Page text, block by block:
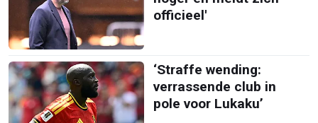
officieel'
‘Straffe wending:
verrassende club in
pole voor Lukaku’